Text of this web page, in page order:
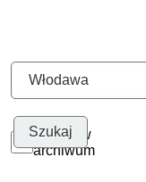
Szukaj w
archiwum